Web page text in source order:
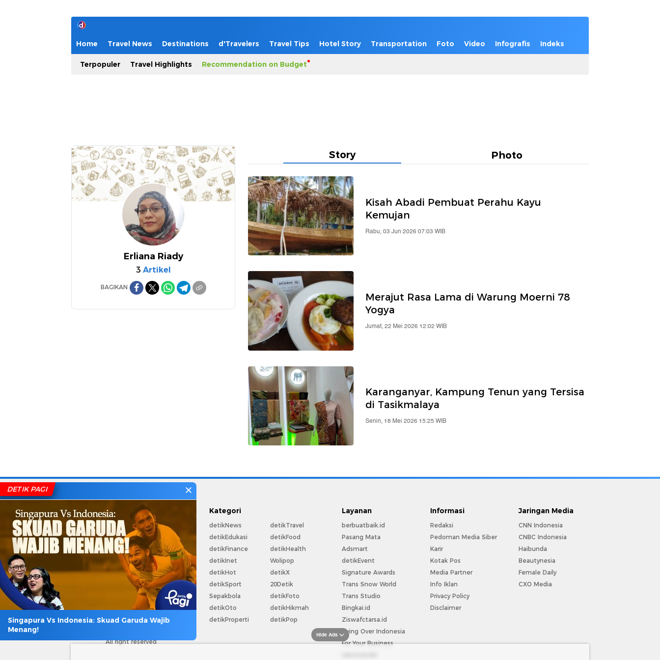
Home Travel News Destinations d'Travelers Travel Tips Hotel Story Transportation Foto Video Infografis Indeks
Terpopuler Travel Highlights Recommendation on Budget
Erliana Riady
3 Artikel
BAGIKAN
Story Photo
Kisah Abadi Pembuat Perahu Kayu
Kemujan
Rabu, 03 Jun 2026 07:03 WIB
Merajut Rasa Lama di Warung Moerni 78
Yogya
Jumat, 22 Mei 2026 12:02 WIB
Karanganyar, Kampung Tenun yang Tersisa
di Tasikmalaya
Senin, 18 Mei 2026 15:25 WIB
part of
Connect With Us
All right reserved
Kategori
detikNews
detikEdukasi
detikFinance
detikInet
detikHot
detikSport
Sepakbola
detikOto
detikProperti
detikTravel
detikFood
detikHealth
Wolipop
detikX
20Detik
detikFoto
detikHikmah
detikPop
Layanan
berbuatbaik.id
Pasang Mata
Adsmart
detikEvent
Signature Awards
Trans Snow World
Trans Studio
Bingkai.id
Ziswafctarsa.id
Flying Over Indonesia
For Your Business
Informasi
Redaksi
Pedoman Media Siber
Karir
Kotak Pos
Media Partner
Info Iklan
Privacy Policy
Disclaimer
Jaringan Media
CNN Indonesia
CNBC Indonesia
Haibunda
Beautynesia
Female Daily
CXO Media
Hide Ads
DETIK PAGI
Singapura Vs Indonesia: Skuad Garuda Wajib
Menang!